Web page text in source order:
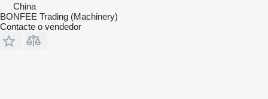
China
BONFEE Trading (Machinery)
Contacte o vendedor